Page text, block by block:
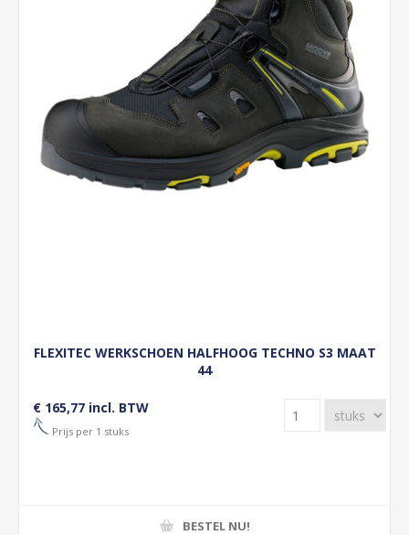
FLEXITEC WERKSCHOEN HALFHOOG TECHNO S3 MAAT
44
€ 165,77 incl. BTW
Prijs per 1 stuks
BESTEL NU!